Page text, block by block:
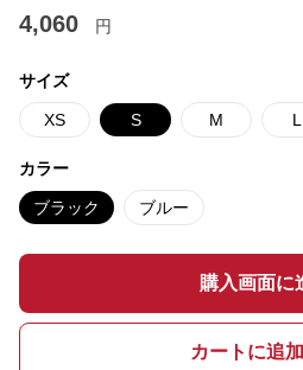
4,060 円
サイズ
XS S M L
カラー
ブラック ブルー
購入画面に
カートに追